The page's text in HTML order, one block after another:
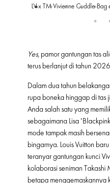
LV x TM Vivienne Cuddle Bag
Yes, pamor gantungan tas
terus berlanjut di tahun
Dalam dua tahun
rupa boneka hinggap di tas
Anda salah satu yang
sebagaimana Lisa
mode tampak masih
bingarnya. Louis Vuitton
teranyar gantungan kunci
kolaborasi seniman Takashi
betapa menggemaskannya